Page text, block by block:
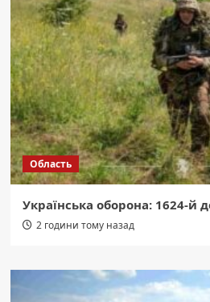
Область
Українська оборона: 1624-й
2 години тому назад